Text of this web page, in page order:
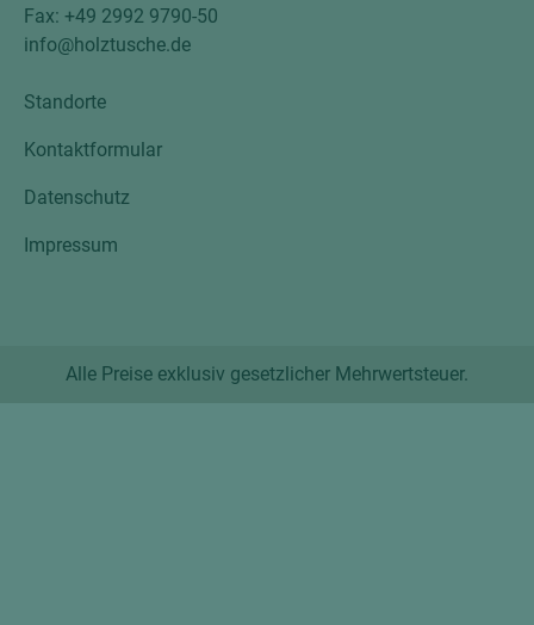
Fax: +49 2992 9790-50
info@holztusche.de
Standorte
Kontaktformular
Datenschutz
Impressum
Alle Preise exklusiv gesetzlicher Mehrwertsteuer.